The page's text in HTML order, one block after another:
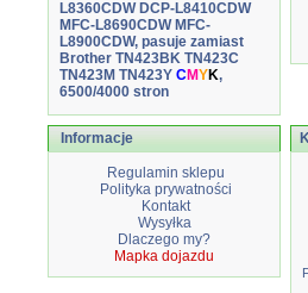
L8360CDW DCP-L8410CDW
MFC-L8690CDW MFC-
L8900CDW, pasuje zamiast
Brother TN423BK TN423C
TN423M TN423Y CMYK,
6500/4000 stron
Informacje
Regulamin sklepu
Polityka prywatności
Kontakt
Wysyłka
Dlaczego my?
Mapka dojazdu